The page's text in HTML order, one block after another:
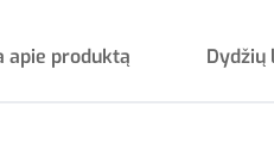
apie produktą Dydžių